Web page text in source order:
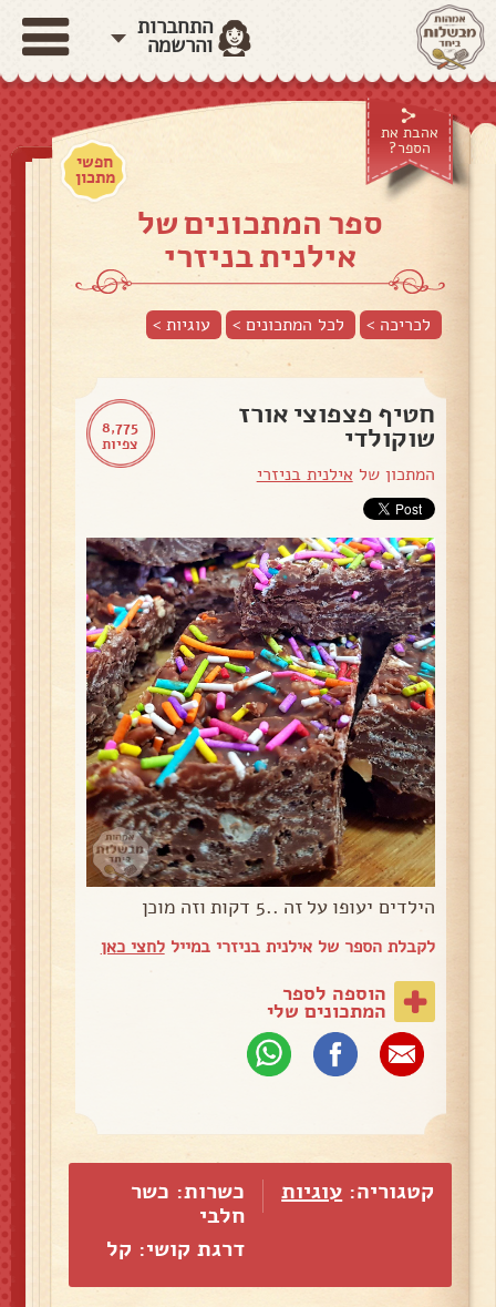
התחברות
והרשמה
אהבת את
הספר?
חפשי
מתכון
ספר המתכונים של
אילנית בניזרי
לכריכה > לכל המתכונים > עוגיות>
8,775
צפיות
חטיף פצפוצי אורז
שוקולדי
המתכון של אילנית בניזרי
הילדים יעופו על זה ..5 דקות וזה מוכן
לקבלת הספר של אילנית בניזרי במייללחצי כאן
הוספה לספר
המתכונים שלי
קטגוריה: עוגיות
כשרות: כשר
חלבי
דרגת קושי: קל